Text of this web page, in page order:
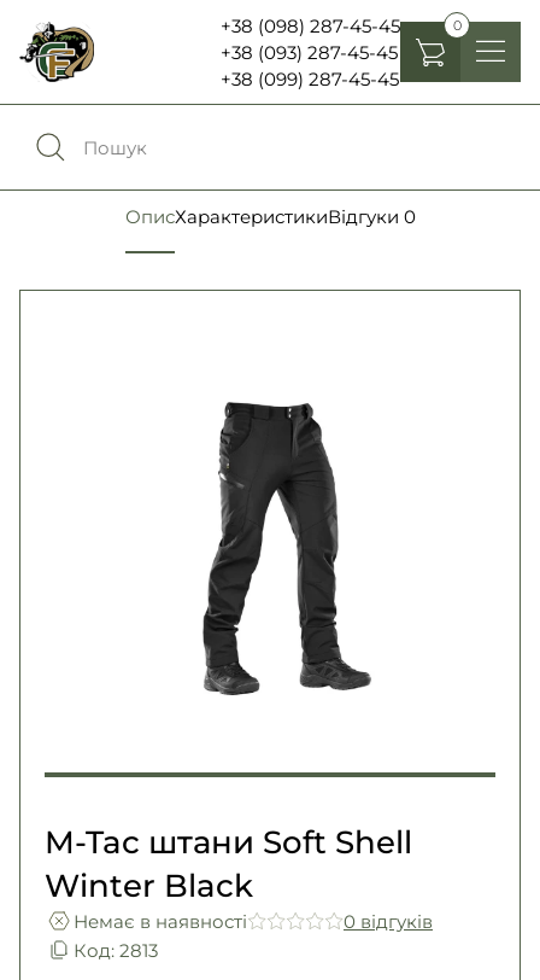
+38 (098) 287-45-45
+38 (093) 287-45-45
+38 (099) 287-45-45
0
Порівняння0
Обране0
Повернення та обмін
Ножі та мультитули
Шеврони, патчі та нашивки
Second Hand NATO
ОписХарактеристикиВідгуки 0
M-Tac штани Soft Shell
Winter Black
Немає в наявності
0 вiдгукiв
Код: 2813